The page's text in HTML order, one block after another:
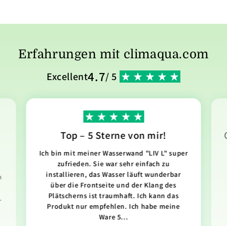
Erfahrungen mit climaqua.com
Excellent4.7/ 5
Top – 5 Sterne von mir!
Ich bin mit meiner Wasserwand "LIV L" super
zufrieden. Sie war sehr einfach zu
installieren, das Wasser läuft wunderbar
über die Frontseite und der Klang des
Plätscherns ist traumhaft. Ich kann das
Produkt nur empfehlen. Ich habe meine
Ware 5...